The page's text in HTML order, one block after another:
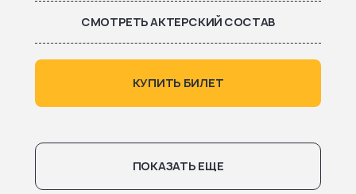
СМОТРЕТЬ АКТЕРСКИЙ СОСТАВ
КУПИТЬ БИЛЕТ
ПОКАЗАТЬ ЕЩЕ